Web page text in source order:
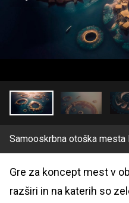
Samooskrbna otoška
Gre za koncept mest v
razširi in na katerih so